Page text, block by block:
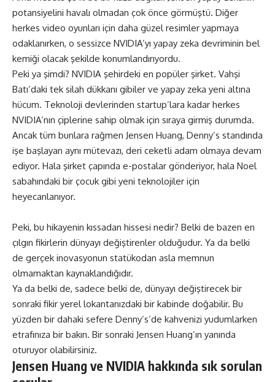
potansiyelini havalı olmadan çok önce görmüştü. Diğer
herkes video oyunları için daha güzel resimler yapmaya
odaklanırken, o sessizce NVIDIA’yı yapay zeka devriminin bel
kemiği olacak şekilde konumlandırıyordu.
Peki ya şimdi? NVIDIA şehirdeki en popüler şirket. Vahşi
Batı’daki tek silah dükkanı gibiler ve yapay zeka yeni altına
hücum. Teknoloji devlerinden startup’lara kadar herkes
NVIDIA’nın çiplerine sahip olmak için sıraya girmiş durumda.
Ancak tüm bunlara rağmen Jensen Huang, Denny’s standında
işe başlayan aynı mütevazı, deri ceketli adam olmaya devam
ediyor. Hala şirket çapında e-postalar gönderiyor, hala Noel
sabahındaki bir çocuk gibi yeni teknolojiler için
heyecanlanıyor.
Peki, bu hikayenin kıssadan hissesi nedir? Belki de bazen en
çılgın fikirlerin dünyayı değiştirenler olduğudur. Ya da belki
de gerçek inovasyonun statükodan asla memnun
olmamaktan kaynaklandığıdır.
Ya da belki de, sadece belki de, dünyayı değiştirecek bir
sonraki fikir yerel lokantanızdaki bir kabinde doğabilir. Bu
yüzden bir dahaki sefere Denny’s’de kahvenizi yudumlarken
etrafınıza bir bakın. Bir sonraki Jensen Huang’ın yanında
oturuyor olabilirsiniz.
Jensen Huang ve NVIDIA hakkında sık sorulan